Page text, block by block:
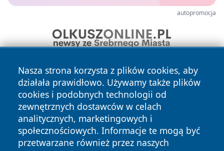
autopromocja
Nasza strona korzysta z plików cookies, aby
działała prawidłowo. Używamy także plików
cookies i podobnych technologii od
zewnętrznych dostawców w celach
analitycznych, marketingowych i
społecznościowych. Informacje te mogą być
przetwarzane również przez naszych
Copyright © 2026 bedzinski24.pl Wszystkie prawa
zastrzeżone.